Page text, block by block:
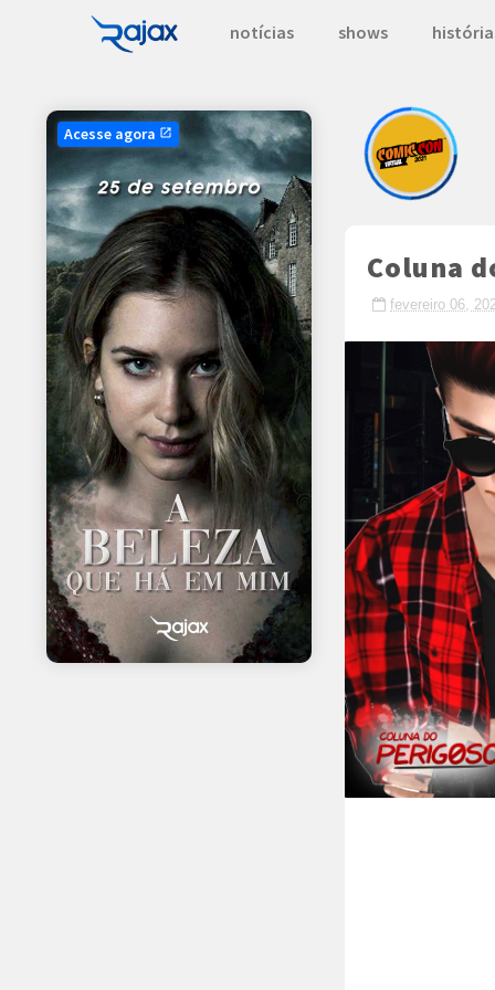
Coluna
fevereiro 06,
Acesse agora open_in_new
notícias shows